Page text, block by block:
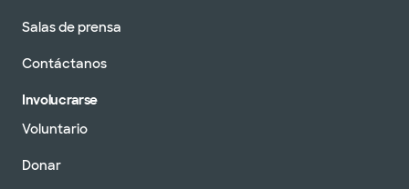
Salas de prensa
Contáctanos
Involucrarse
Voluntario
Donar